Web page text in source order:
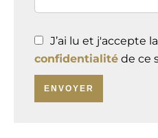
J’ai lu et j'accepte la
confidentialité de ce
ENVOYER